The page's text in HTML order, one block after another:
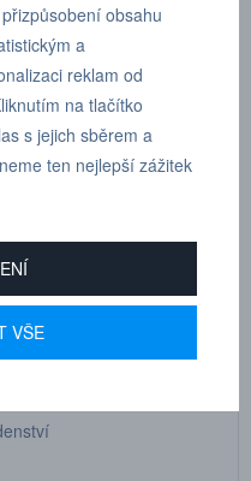
obsahu
a
reklam od
na tlačítko
s jejich sběrem a
ten nejlepší zážitek
VŠE